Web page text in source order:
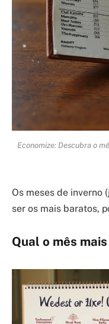
Economize: Descubra o
Os meses de inverno
ser os mais baratos,
Qual o mês